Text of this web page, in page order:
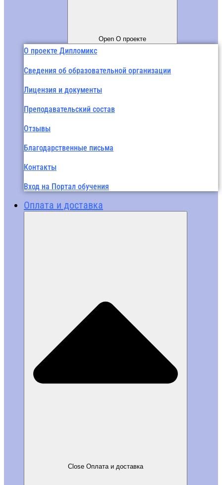
Open О проекте
О проекте Дипломикс
Сведения об образовательной организации
Лицензия и документы
Преподавательский состав
Отзывы
Благодарственные письма
Контакты
Вход на Портал обучения
Оплата и доставка
Close Оплата и доставка